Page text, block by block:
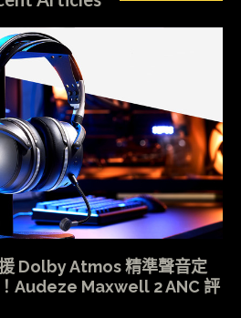
Dolby Atmos 精準聲音定
Audeze Maxwell 2 ANC 評